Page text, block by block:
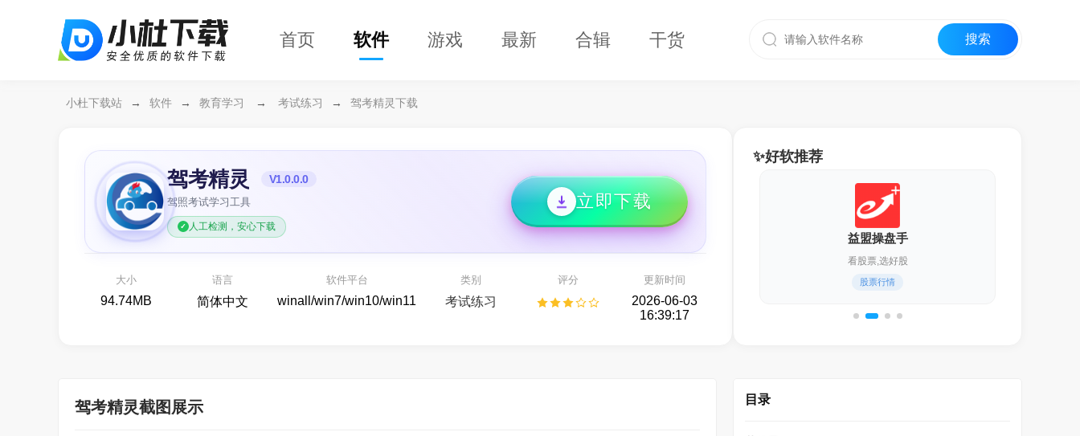
首页 软件 游戏 最新 合辑 干货
小杜下载站 → 软件 → 教育学习 → 考试练习 → 驾考精灵下载
驾考精灵 V1.0.0.0
驾照考试学习工具
人工检测，安心下载
立即下载
大小
94.74MB
语言
简体中文
软件平台
winall/win7/win10/win11
类别
考试练习
评分 更新时间
2026-06-03
16:39:17
✨好软推荐
万兴恢复专家64位
备份还原
益盟操盘手
股票行情
迅雷17
化繁为简,更轻快！
通用下载器
驾考精灵截图展示 目录